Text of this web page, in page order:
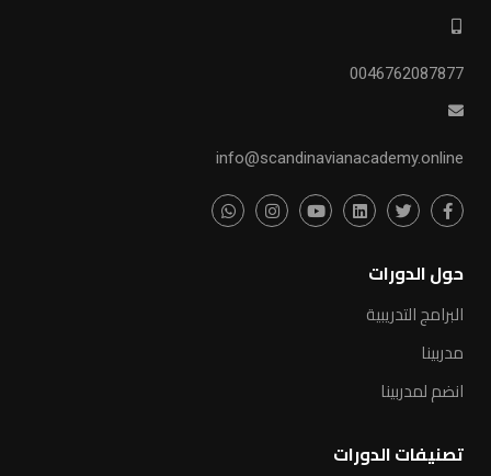
0046762087877
info@scandinavianacademy.online
حول الدورات
البرامج التدريبية
مدربينا
انضم لمدربينا
تصنيفات الدورات